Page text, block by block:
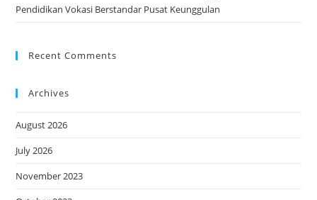
Pendidikan Vokasi Berstandar Pusat Keunggulan
Recent Comments
Archives
August 2026
July 2026
November 2023